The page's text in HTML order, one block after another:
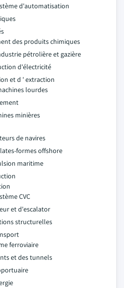
d'automatisation
des produits chimiques
pétrolière et gazière
d'électricité
et d ' extraction
lourdes
minières
de navires
formes offshore
maritime
CVC
et d'escalator
structurelles
ferroviaire
et des tunnels